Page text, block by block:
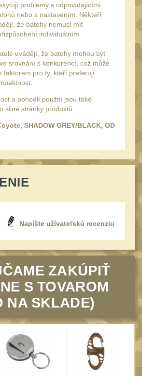
15
1
3
problémy s odpovídajícími
nebo s nastavením. Někteří
že batohy nemusí mít
individuálním
uvádějí, že batohy mohou být
srovnání s konkurencí, což může
faktorem pro ty, kteří preferují
a pohodlí použití jsou také
silné stránky produktů.
SHADOW GREY/BLACK, OD
Napíšte užívateľskú recenziu
ZAKÚPIŤ
S TOVAROM
NA SKLADE)